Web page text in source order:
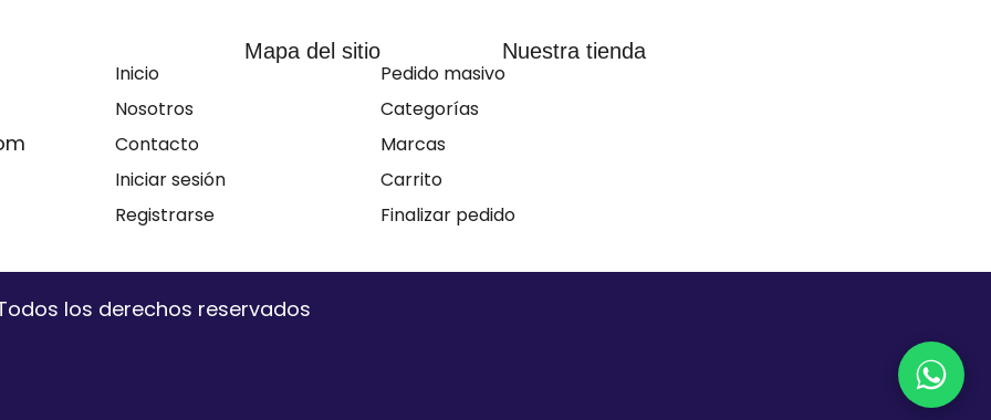
Mapa del sitio
Inicio
Nosotros
Contacto
Iniciar sesión
Registrarse
Nuestra tienda
Pedido masivo
Categorías
Marcas
Carrito
Finalizar pedido
los derechos reservados